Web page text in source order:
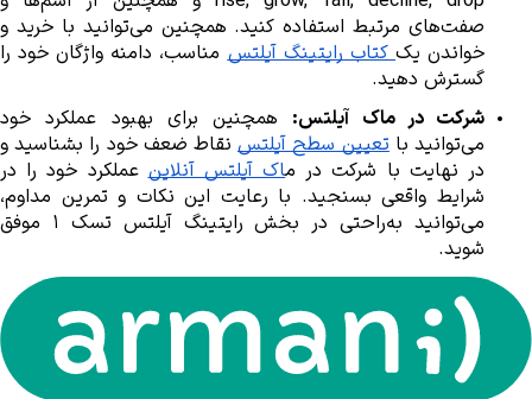
خواندن یک کتاب رایتینگ آیلتس
گسترش دهید.
شرکت در ماک آیلتس:
می‌توانید با
تعیین سطح آیلتس
در نهایت با شرکت در ماک آیلتس آنلاین
شوید.